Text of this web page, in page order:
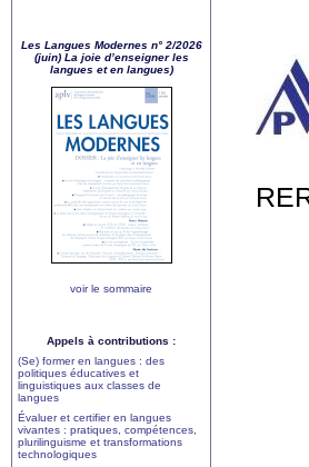
Les Langues Modernes n° 2/2026
(juin) La joie d’enseigner les
langues et en langues)
voir le sommaire
Appels à contributions :
(Se) former en langues : des
politiques éducatives et
linguistiques aux classes de
langues
Évaluer et certifier en langues
vivantes : pratiques, compétences,
plurilinguisme et transformations
technologiques